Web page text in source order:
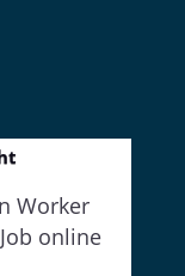
Worker
online